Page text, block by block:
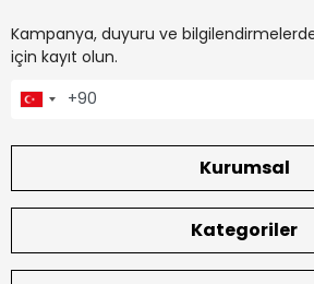
Kampanya, duyuru ve
için kayıt olun.
Kurumsal
Kategoriler